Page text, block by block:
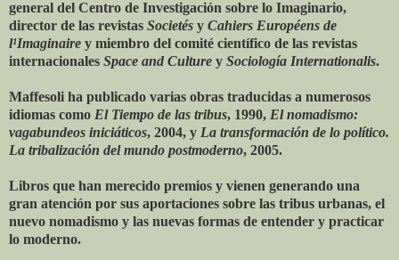
general del Centro de Investigación sobre lo Imaginario,
director de las revistas Societés y Cahiers Européens de
l¹Imaginaire y miembro del comité científico de las revistas
internacionales Space and Culture y Sociología Internationalis.
Maffesoli ha publicado varias obras traducidas a numerosos
idiomas como El Tiempo de las tribus, 1990, El nomadismo:
vagabundeos iniciáticos, 2004, y La transformación de lo político.
La tribalización del mundo postmoderno, 2005.
Libros que han merecido premios y vienen generando una
gran atención por sus aportaciones sobre las tribus urbanas, el
nuevo nomadismo y las nuevas formas de entender y practicar
lo moderno.